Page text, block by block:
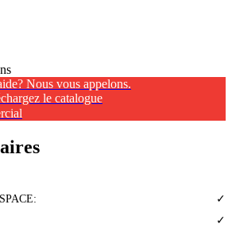
Nous vous appelons.
le catalogue
✓
✓